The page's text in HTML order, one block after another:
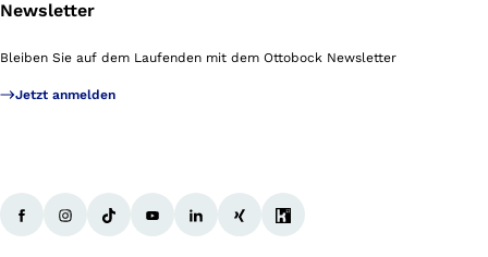
Newsletter
Bleiben Sie auf dem Laufenden mit dem Ottobock Newsletter
Jetzt anmelden